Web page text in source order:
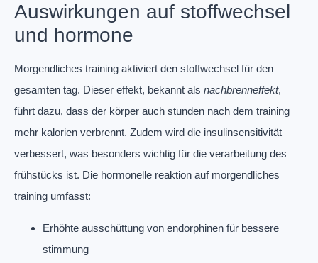
Auswirkungen auf stoffwechsel
und hormone
Morgendliches training aktiviert den stoffwechsel für den
gesamten tag. Dieser effekt, bekannt als nachbrenneffekt,
führt dazu, dass der körper auch stunden nach dem training
mehr kalorien verbrennt. Zudem wird die insulinsensitivität
verbessert, was besonders wichtig für die verarbeitung des
frühstücks ist. Die hormonelle reaktion auf morgendliches
training umfasst:
Erhöhte ausschüttung von endorphinen für bessere
stimmung